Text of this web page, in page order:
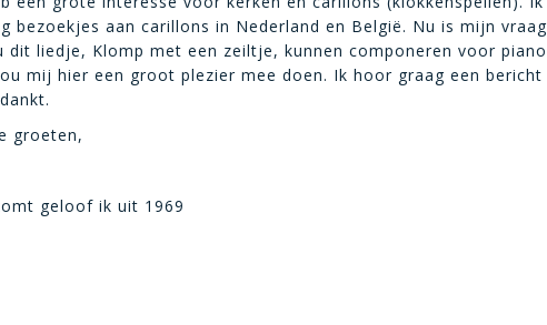
bezoekjes aan carillons in Nederland en België. Nu is mijn vraag
dit liedje, Klomp met een zeiltje, kunnen componeren voor piano
mij hier een groot plezier mee doen. Ik hoor graag een bericht
groeten,
geloof ik uit 1969